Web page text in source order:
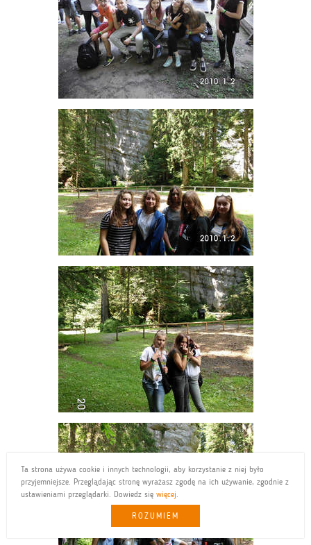
Ta strona używa cookie i innych technologii, aby korzystanie z niej było
przyjemniejsze. Przeglądając stronę wyrażasz zgodę na ich używanie, zgodnie z
ustawieniami przeglądarki. Dowiedz się więcej.
ROZUMIEM